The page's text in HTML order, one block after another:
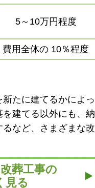
5～10万円程度
費用全体の 10％程度
たに建てるかによっ
建てる以外にも、納
など、さまざまな改
葬工事の
見る